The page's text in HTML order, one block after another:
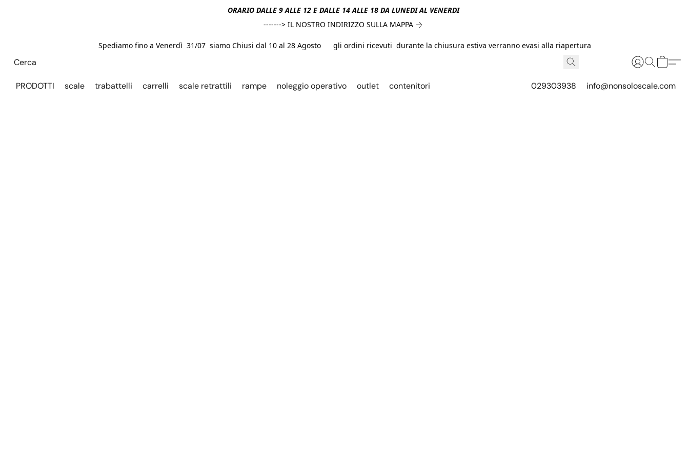
ORARIO DALLE 9 ALLE 12 E DALLE 14 ALLE 18 DA LUNEDI AL VENERDI
-------> IL NOSTRO INDIRIZZO SULLA MAPPA
Spediamo fino a Venerdì 31/07 siamo Chiusi dal 10 al 28 Agosto gli ordini ricevuti durante la chiusura estiva verranno evasi alla riapertura
PRODOTTI scale trabattelli carrelli scale retrattili rampe noleggio operativo outlet contenitori 029303938 info@nonsoloscale.com